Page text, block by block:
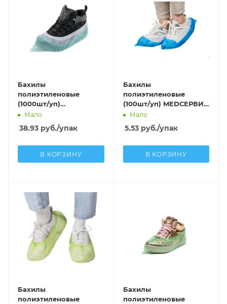
Бахилы
полиэтиленовые
(1000шт/уп)
MEDСЕРВИС СУПЕР 40
(40мкм) бело-зеленый
в евроблоке
Мало
38.93 руб./упак
В КОРЗИНУ
Бахилы
полиэтиленовые
(100шт/уп) MEDСЕРВИС
СУПЕР 60 С ДВОЙНОЙ
РЕЗИНКОЙ (60мкм)
бело-синий
Мало
5.53руб./упак
В КОРЗИНУ
Бахилы
полиэтиленовые
Бахилы
полиэтиленовые